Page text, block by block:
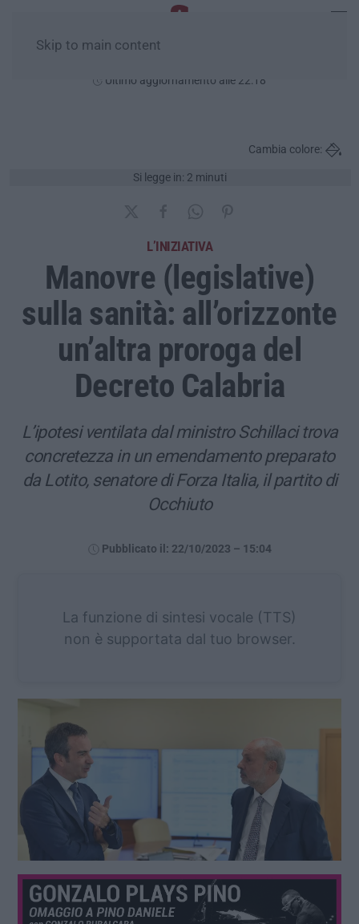
Skip to main content
Ultimo aggiornamento alle 22:18
Si legge in: 2 minuti
Cambia colore:
L’INIZIATIVA
Manovre (legislative)
sulla sanità: all’orizzonte
un’altra proroga del
Decreto Calabria
L’ipotesi ventilata dal ministro Schillaci trova
concretezza in un emendamento preparato
da Lotito, senatore di Forza Italia, il partito di
Occhiuto
Pubblicato il: 22/10/2023 – 15:04
La funzione di sintesi vocale (TTS)
non è supportata dal tuo browser.